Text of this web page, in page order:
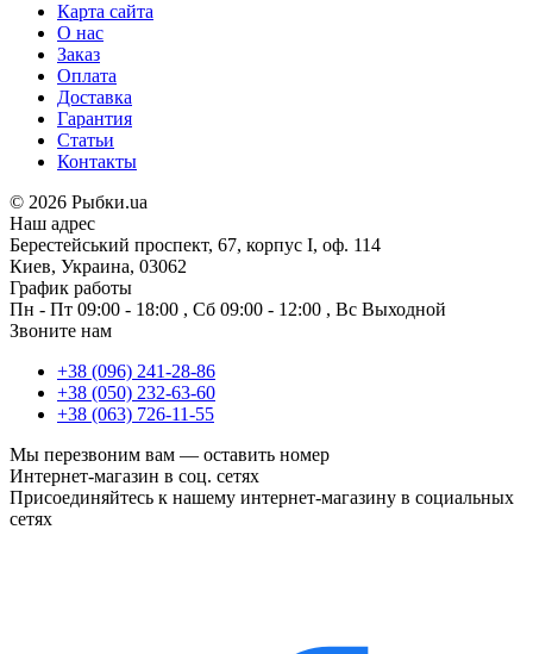
Карта сайта
О нас
Заказ
Оплата
Доставка
Гарантия
Статьи
Контакты
© 2026 Рыбки.ua
Наш адрес
Берестейський проспект, 67, корпус I, оф. 114
Киев, Украина, 03062
График работы
Пн - Пт 09:00 - 18:00 , Сб 09:00 - 12:00 , Вс Выходной
Звоните нам
+38 (096) 241-28-86
+38 (050) 232-63-60
+38 (063) 726-11-55
Мы перезвоним вам — оставить номер
Интернет-магазин в соц. сетях
Присоединяйтесь к нашему интернет-магазину в социальных
сетях